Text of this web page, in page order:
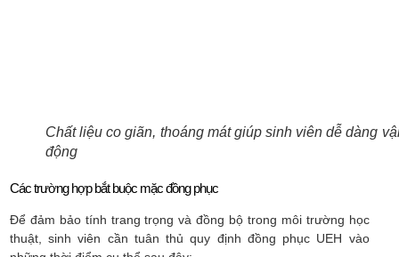
Chất liệu co giãn, thoáng mát giúp sinh viên dễ dàng
động
Các trường hợp bắt buộc mặc đồng phục
Để đảm bảo tính trang trọng và đồng bộ trong môi trường học
thuật, sinh viên cần tuân thủ quy định đồng phục UEH vào